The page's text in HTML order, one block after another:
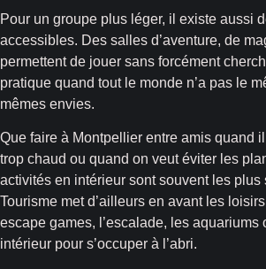
Pour un groupe plus léger, il existe aussi
accessibles. Des salles d’aventure, de
permettent de jouer sans forcément
pratique quand tout le monde n’a pas le
mêmes envies.
Que faire à Montpellier entre amis quand
trop chaud ou quand on veut éviter les
activités en intérieur sont souvent les plus
Tourisme met d’ailleurs en avant les
escape games, l’escalade, les aquariums
intérieur pour s’occuper à l’abri.